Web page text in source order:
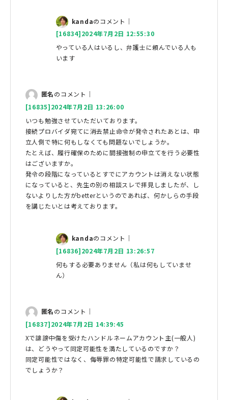
kandaのコメント｜
[16834]2024年7月2日 12:55:30
やっている人はいるし、弁護士に頼んでいる人も
います
匿名のコメント｜
[16835]2024年7月2日 13:26:00
いつも勉強させていただいております。
接続プロバイダ宛てに消去禁止命令が発令されたあとは、申
立人側で特に何もしなくても問題ないでしょうか。
たとえば、履行確保のために間接強制の申立てを行う必要性
はございますか。
発令の段階になっているとすでにアカウントは消えない状態
になっていると、先生の別の相談スレで拝見しましたが、し
ないよりした方がbetterというのであれば、何かしらの手段
を講じたいとは考えております。
kandaのコメント｜
[16836]2024年7月2日 13:26:57
何もする必要ありません（私は何もしていませ
ん）
匿名のコメント｜
[16837]2024年7月2日 14:39:45
Xで誹謗中傷を受けたハンドルネームアカウント主(一般人)
は、どうやって同定可能性を満たしているのですか？
同定可能性ではなく、侮辱罪の特定可能性で請求しているの
でしょうか？